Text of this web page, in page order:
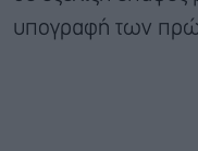
υπογραφή των